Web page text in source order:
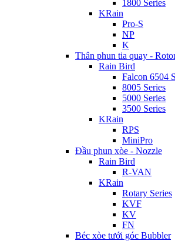
1800 Series
KRain
Pro-S
NP
K
Thân phun tia quay -
Rain Bird
Falcon 6504
8005 Series
5000 Series
3500 Series
KRain
RPS
MiniPro
Đầu phun xòe - Nozzle
Rain Bird
R-VAN
KRain
Rotary Series
KVF
KV
FN
Béc xòe tưới góc Bubbler